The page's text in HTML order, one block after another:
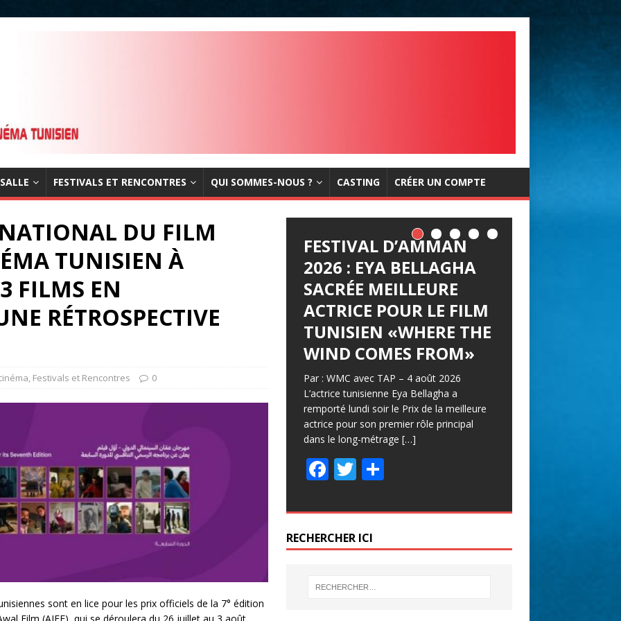
FESTIVALS ET RENCONTRES QUI SOMMES-NOUS ? CASTING CRÉER UN COMPTE
DU FILM
TUNISIEN À
FILMS EN
RÉTROSPECTIVE
, Festivals et Rencontres 0
sont en lice pour les prix officiels de la 7° édition
Film (AIFF), qui se déroulera du 26 juillet au 3 août,
FESTIVAL D’AMMAN
2026 : EYA BELLAGHA
SACRÉE MEILLEURE
ACTRICE POUR LE FILM
TUNISIEN «WHERE THE
WIND COMES FROM»
Par : WMC avec TAP – 4 août 2026
L’actrice tunisienne Eya Bellagha a
remporté lundi soir le Prix de la meilleure
actrice pour son premier rôle principal
dans le long-métrage […]
F
e
b
o
o
T
itt
er
P
ta
er
RECHERCHER ICI